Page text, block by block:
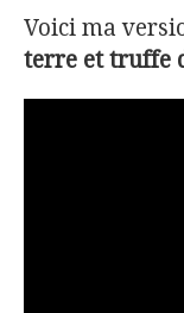
Voici ma
terre et truffe